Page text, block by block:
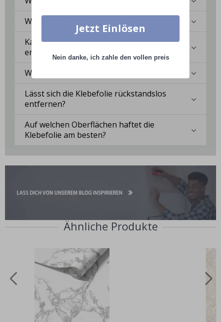
Wie reinige ich die Oberfläche?
Kann ich eine maßgeschneiderte Lösung
erhalten?
Wie langlebig ist die Klebefolie?
Lässt sich die Klebefolie rückstandslos
entfernen?
Auf welchen Oberflächen haftet die
Klebefolie am besten?
Ähnliche Produkte
Jetzt Einlösen
Nein danke, ich zahle den vollen preis